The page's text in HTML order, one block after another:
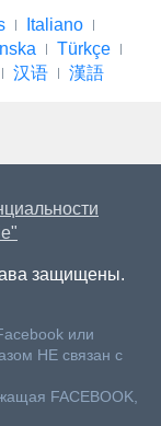
Italiano
Türkçe
汉语 漢語
защищены.
или
НЕ связан с
FACEBOOK,